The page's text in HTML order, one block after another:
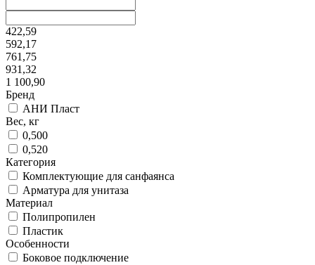
422,59
592,17
761,75
931,32
1 100,90
Бренд
АНИ Пласт
Вес, кг
0,500
0,520
Категория
Комплектующие для санфаянса
Арматура для унитаза
Материал
Полипропилен
Пластик
Особенности
Боковое подключение